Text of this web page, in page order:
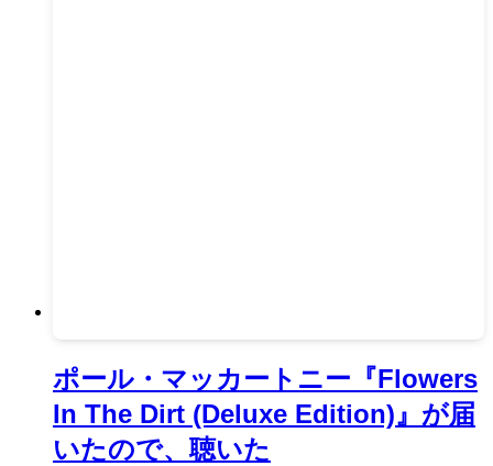
ポール・マッカートニー『Flowers
In The Dirt (Deluxe Edition)』が届
いたので、聴いた